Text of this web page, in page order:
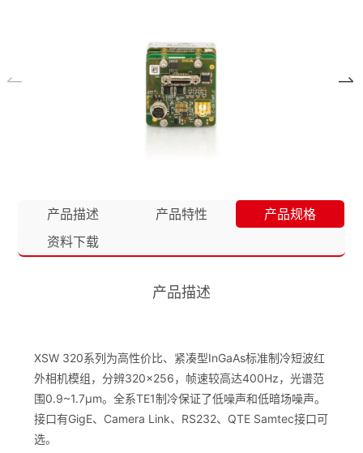
产品描述 产品特性
产品规格
资料下载
产品描述
XSW 320系列为高性价比、紧凑型InGaAs标准制冷短波红
外相机模组，分辨320×256，帧速较高达400Hz，光谱范
围0.9~1.7μm。全系TE1制冷保证了低噪声和低暗场噪声。
接口有GigE、Camera Link、RS232、QTE Samtec接口可
选。